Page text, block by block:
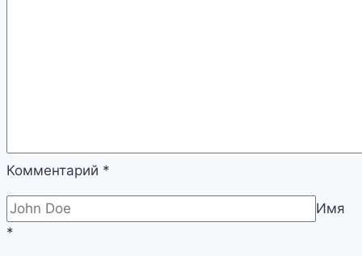
Комментарий *
Имя
*